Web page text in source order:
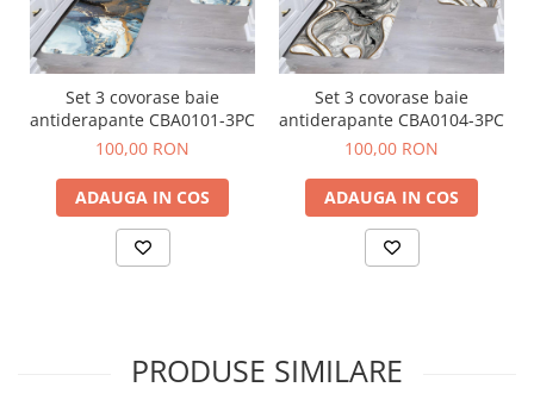
Set 3 covorase baie
antiderapante CBA0101-3PC
100,00 RON
ADAUGA IN COS
Set 3 covorase baie
antiderapante CBA0104-3PC
100,00 RON
ADAUGA IN COS
PRODUSE SIMILARE